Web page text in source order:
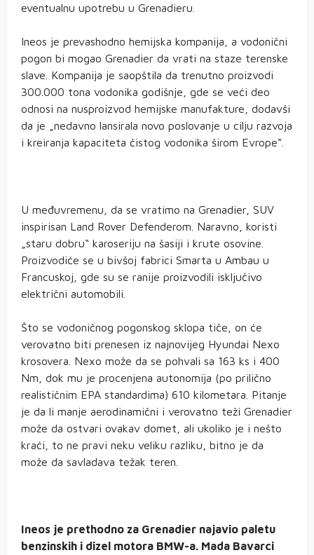
eventualnu upotrebu u Grenadieru.
Ineos je prevashodno hemijska kompanija, a vodonični
pogon bi mogao Grenadier da vrati na staze terenske
slave. Kompanija je saopštila da trenutno proizvodi
300.000 tona vodonika godišnje, gde se veći deo
odnosi na nusproizvod hemijske manufakture, dodavši
da je „nedavno lansirala novo poslovanje u cilju razvoja
i kreiranja kapaciteta čistog vodonika širom Evrope“.
U međuvremenu, da se vratimo na Grenadier, SUV
inspirisan Land Rover Defenderom. Naravno, koristi
„staru dobru“ karoseriju na šasiji i krute osovine.
Proizvodiće se u bivšoj fabrici Smarta u Ambau u
Francuskoj, gde su se ranije proizvodili isključivo
električni automobili.
Što se vodoničnog pogonskog sklopa tiče, on će
verovatno biti prenesen iz najnovijeg Hyundai Nexo
krosovera. Nexo može da se pohvali sa 163 ks i 400
Nm, dok mu je procenjena autonomija (po prilično
realističnim EPA standardima) 610 kilometara. Pitanje
je da li manje aerodinamični i verovatno teži Grenadier
može da ostvari ovakav domet, ali ukoliko je i nešto
kraći, to ne pravi neku veliku razliku, bitno je da
može da savladava težak teren.
Ineos je prethodno za Grenadier najavio paletu
benzinskih i dizel motora BMW-a. Mada Bavarci